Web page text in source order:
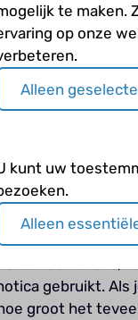
de hersenen?
speciaal gebied
de
in de
Bij het
onderzoek
klachten
aan de hand is,
gebruikt. Als
groot het
te maken.
op onze
Alleen
kunt uw
Alleen